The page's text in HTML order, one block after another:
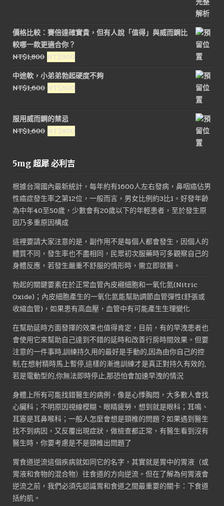
價格比較：賽倍達確實貴，但有人說「值得」與威而鋼比
較哪一款更適合你？
NT$1,800 原
始
價
格：
NT$900
前
價
格：
中途軟，小弟弟勃起硬度不夠
NT$1,600 原
價
格：
NT$1,600。
NT$800
價
格：
NT$800。
服用威而鋼的禁忌
NT$1,600 原
格：
NT$800
5mg 超犀 必利吉
根據台灣國內最新統計，每年約有1600人左右發病，鼻咽癌佔男
性癌症發生率之第12位，一般而言，男女比例約3比1。好發年齡
為中年40至50歲，少數會有20歲以下的年輕患者，至於發生原
因乃多重原因構成
這裡要請大家注意的是，副作用不是每個人都會發生，因個人的
體質不同，發生率也不盡相同，民眾初次服藥時可多觀察自己的
身體反應，若發生嚴重不舒服的情形時，需立即就醫。
勃起的關鍵要素在於正常血管內皮襯細胞和一氧化氮(Nitric
Oxide)；內皮細胞產生的一氧化氮能幫助調節血管彈性(舒張或
收縮血管)，如果患有高血壓，血管中有可能產生生理變化
在幫助延時方面發揮的效果也值得肯定，目前，有的早洩患者也
會使用它來幫助自己達到不錯的延時和改善行房時間效果。但要
注意的一件事時,訓練持久用的最好是手動的,因為由你自己的控
制,在想射精時馬上暫停,這樣的漸進訓練才是真正對持久有效的,
若是電動型的,你無法即時停止,那恐怕會加速早洩的情況
身體上所有可能找錯醫生的病例，像是心悸胸悶，大多數人會找
心臟科；不明原因視線模糊、眼睛疲勞，想到就是眼科；耳鳴、
耳塞是耳鼻喉科；一般人怎麼會想是頸椎的問題？如果遇到醫生
找不到病因，又反覆出現症狀，做檢查都正常，有醫生看到沒有
醫生時，你要考慮是不是頸椎出問題了
胃食道逆流這個疾病就如同它的名字，其實就是胃中的胃液（或
胃液和食物的混合物）往食道的方向逆流。但在了解為何胃液會
逆流之前，我們必須先認識胃和食道之間最重要的關卡：下食道
括約肌。